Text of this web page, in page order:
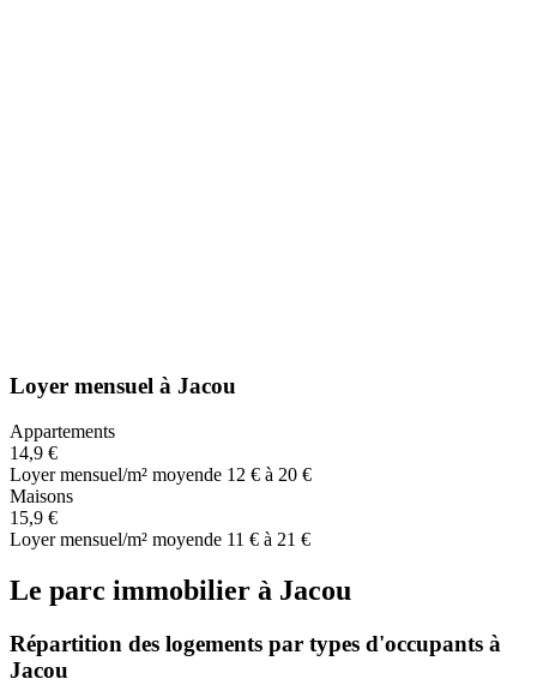
Loyer mensuel à Jacou
Appartements
14,9 €
Loyer mensuel/m² moyende 12 € à 20 €
Maisons
15,9 €
Loyer mensuel/m² moyende 11 € à 21 €
Le parc immobilier à Jacou
Répartition des logements par types d'occupants à
Jacou